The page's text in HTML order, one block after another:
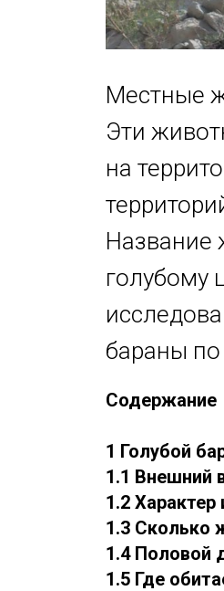
Местные
Эти
на
Название
голубому
бараны
Содержание
1 Голубой
1.1 Внешний
1.2
1.3 Сколько
1.4 Половой
1.5 Где